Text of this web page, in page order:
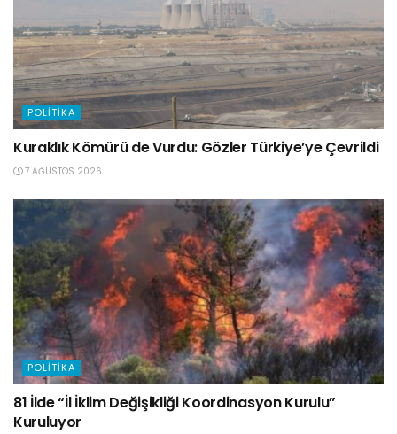
POLITIKA
Kuraklık Kömürü de Vurdu: Gözler Türkiye’ye Çevrildi
7 AĞUSTOS 2026
POLITIKA
81 İlde “İl İklim Değişikliği Koordinasyon Kurulu”
Kuruluyor